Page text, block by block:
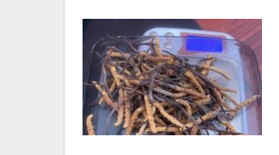
百科全书